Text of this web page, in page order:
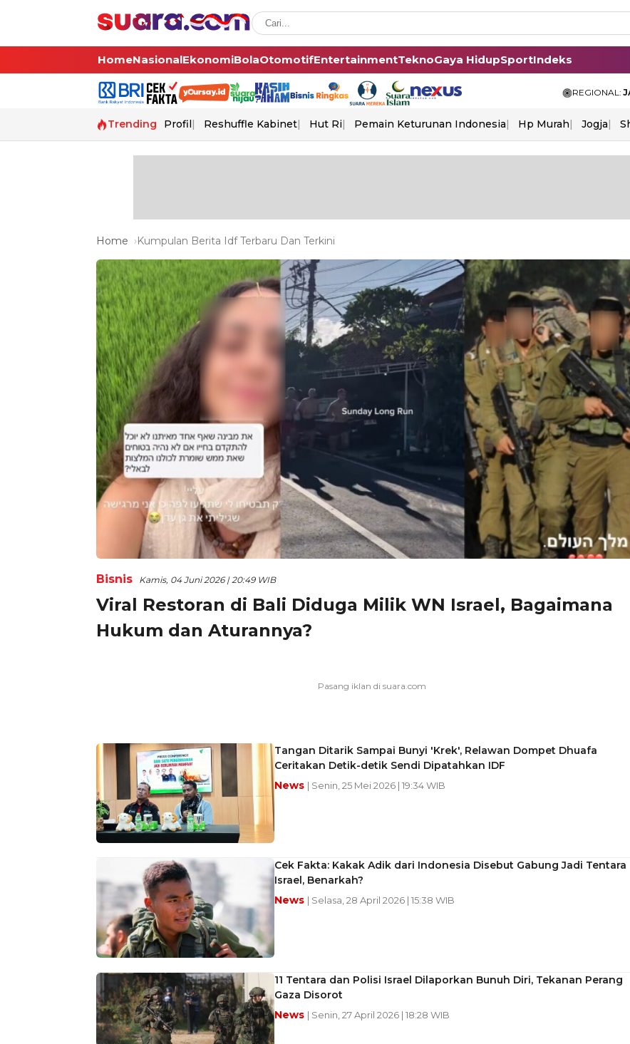
HomeNasionalEkonomiBolaOtomotifEntertainmentTeknoGaya HidupSportIndeks
REGIONAL:
Trending Profil Reshuffle Kabinet Hut Ri Pemain Keturunan Indonesia Hp Murah Jogja
Home Kumpulan Berita Idf Terbaru Dan Terkini
Bisnis Kamis, 04 Juni 2026 | 20:49 WIB
Viral Restoran di Bali Diduga Milik WN Israel, Bagaimana
Hukum dan Aturannya?
Tangan Ditarik Sampai Bunyi 'Krek', Relawan Dompet Dhuafa
Ceritakan Detik-detik Sendi Dipatahkan IDF
News | Senin, 25 Mei 2026 | 19:34 WIB
Cek Fakta: Kakak Adik dari Indonesia Disebut Gabung Jadi Tentara
Israel, Benarkah?
News | Selasa, 28 April 2026 | 15:38 WIB
11 Tentara dan Polisi Israel Dilaporkan Bunuh Diri, Tekanan Perang
Gaza Disorot
News | Senin, 27 April 2026 | 18:28 WIB